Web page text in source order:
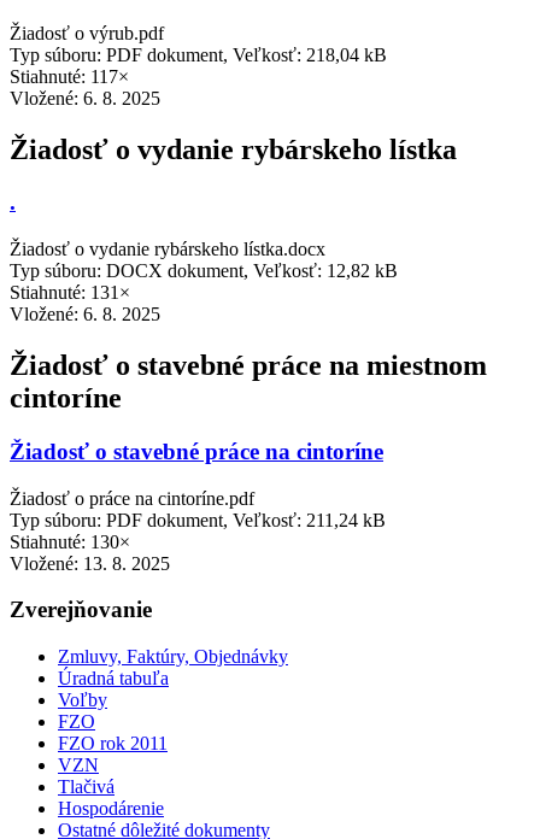
Žiadosť o výrub.pdf
Typ súboru: PDF dokument, Veľkosť: 218,04 kB
Stiahnuté: 117×
Vložené: 6. 8. 2025
Žiadosť o vydanie rybárskeho lístka
.
Žiadosť o vydanie rybárskeho lístka.docx
Typ súboru: DOCX dokument, Veľkosť: 12,82 kB
Stiahnuté: 131×
Vložené: 6. 8. 2025
Žiadosť o stavebné práce na miestnom
cintoríne
Žiadosť o stavebné práce na cintoríne
Žiadosť o práce na cintoríne.pdf
Typ súboru: PDF dokument, Veľkosť: 211,24 kB
Stiahnuté: 130×
Vložené: 13. 8. 2025
Zverejňovanie
Zmluvy, Faktúry, Objednávky
Úradná tabuľa
Voľby
FZO
FZO rok 2011
VZN
Tlačivá
Hospodárenie
Ostatné dôležité dokumenty